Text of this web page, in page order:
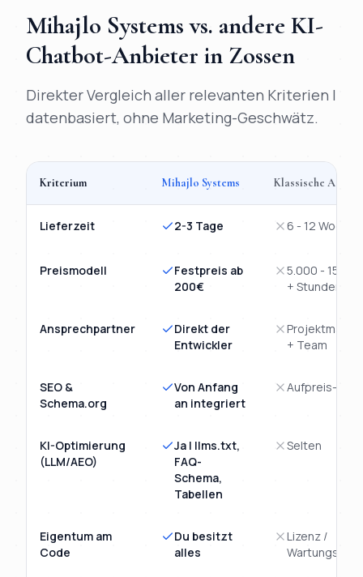
Mihajlo Systems vs. andere KI-
Chatbot-Anbieter in Zossen
Direkter Vergleich aller relevanten Kriterien |
datenbasiert, ohne Marketing-Geschwätz.
Kriterium Mihajlo Systems Klassische
Lieferzeit 2-3 Tage 6 - 12 Wochen
Preismodell
Festpreis ab
200€
5.000 -
+ Stunden
Ansprechpartner
Direkt der
Entwickler
+ Team
SEO &
Schema.org
Von Anfang
an integriert
Aufpreis-
KI-Optimierung
(LLM/AEO)
Ja | llms.txt,
FAQ-
Schema,
Tabellen
Selten
Eigentum am
Code
Du besitzt
alles
Lizenz /